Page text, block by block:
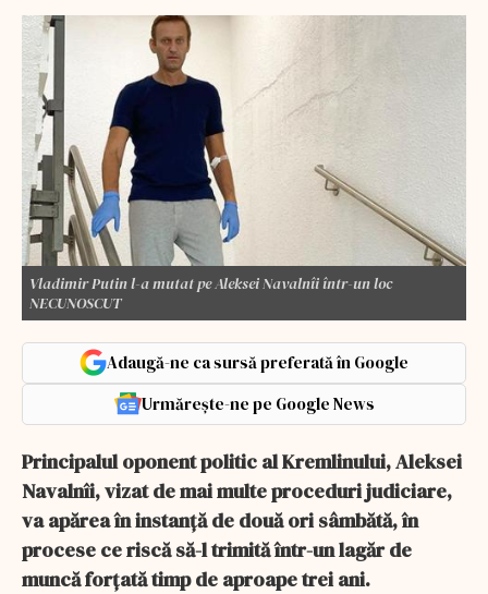
Vladimir Putin l-a mutat pe Aleksei Navalnîi într-un loc
NECUNOSCUT
Adaugă-ne ca sursă preferată în Google
Urmărește-ne pe Google News
Principalul oponent politic al Kremlinului, Aleksei
Navalnîi, vizat de mai multe proceduri judiciare,
va apărea în instanţă de două ori sâmbătă, în
procese ce riscă să-l trimită într-un lagăr de
muncă forţată timp de aproape trei ani.